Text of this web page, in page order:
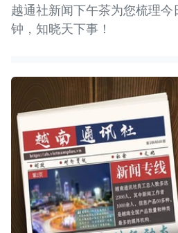
越通社新闻下午茶为您梳理
钟，知晓天下事！